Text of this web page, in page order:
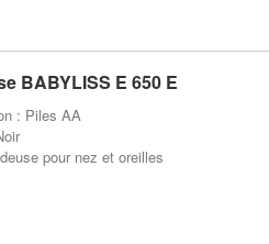
BABYLISS E 650 E
: Piles AA
pour nez et oreilles